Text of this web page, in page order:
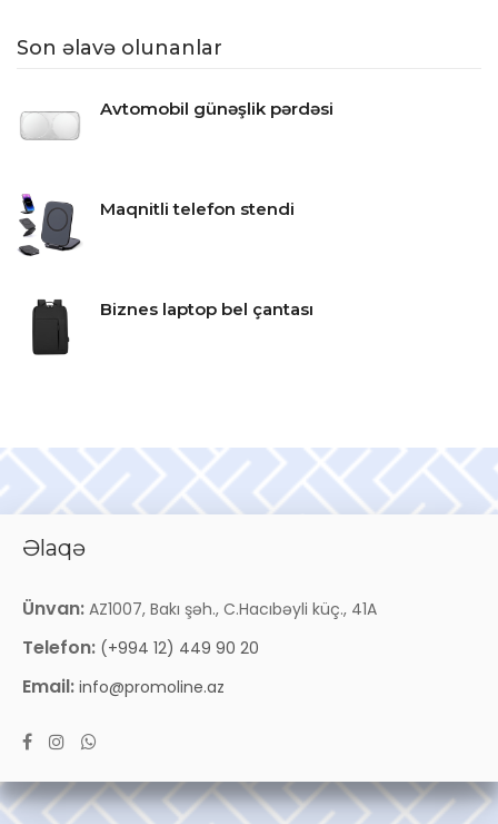
Son əlavə olunanlar
Avtomobil günəşlik pərdəsi
Maqnitli telefon stendi
Biznes laptop bel çantası
Əlaqə
Ünvan: AZ1007, Bakı şəh., C.Hacıbəyli küç., 41A
Telefon: (+994 12) 449 90 20
Email: info@promoline.az